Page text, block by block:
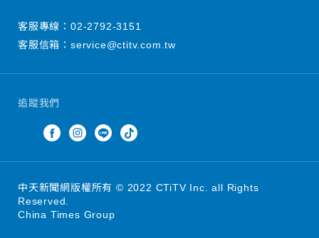
追蹤我們
客服專線： 02-2792-3151
客服信箱： service@ctitv.com.tw
中天新聞網版權所有 © 2022 CTiTV Inc. all Rights
Reserved.
China Times Group